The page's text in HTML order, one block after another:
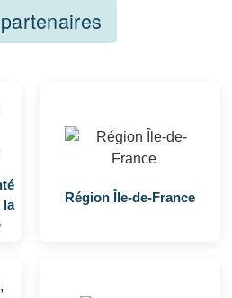
la
Région Île-de-France